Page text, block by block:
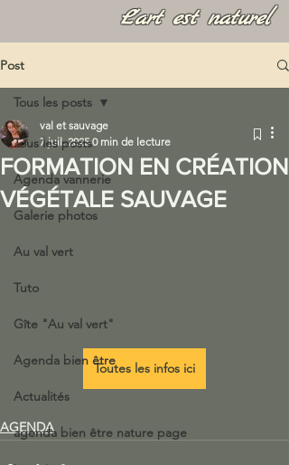
L'art est naturel
Post
Tous les posts
Agenda vannerie
Galerie photos
Au val vert
Tuto
Gîte "Au val vert"
Agenda bien être
Actualités
agenda bien être nature page
Tous les posts
FORMATION EN CRÉATION
VÉGÉTALE SAUVAGE
val et sauvage
7 juil. 2025 0 min de lecture
Toutes les infos ici
AGENDA